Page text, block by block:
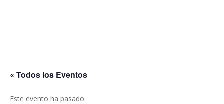
« Todos los Eventos
Este evento ha pasado.